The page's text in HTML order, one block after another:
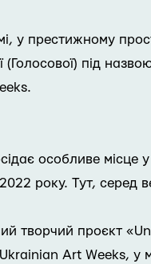
у престижному
(Голосової) під
особливе
року. Тут, серед
творчий проєкт
Art Weeks, у